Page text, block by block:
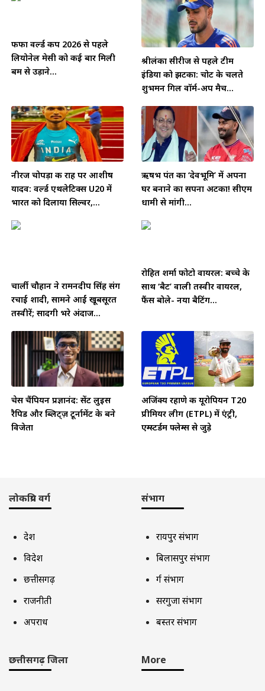
फीफा वर्ल्ड कप 2026 से पहले
लियोनेल मेसी को कई बार मिली
बम से उड़ाने...
श्रीलंका सीरीज से पहले टीम
इंडिया को झटका: चोट के चलते
शुभमन गिल वॉर्म-अप मैच...
नीरज चोपड़ा की राह पर आशीष
यादव: वर्ल्ड एथलेटिक्स U20 में
भारत को दिलाया सिल्वर,...
ऋषभ पंत का ‘देवभूमि’ में अपना
घर बनाने का सपना अटका! सीएम
धामी से मांगी...
चार्ली चौहान ने रामनदीप सिंह संग
रचाई शादी, सामने आईं खूबसूरत
तस्वीरें; सादगी भरे अंदाज...
रोहित शर्मा फोटो वायरल: बच्चे के
साथ ‘बैट’ वाली तस्वीर वायरल,
फैंस बोले- नया बैटिंग...
चेस चैंपियन प्रज्ञानंद: सेंट लुइस
रैपिड और ब्लिट्ज़ टूर्नामेंट के बने
विजेता
अजिंक्य रहाणे की यूरोपियन T20
प्रीमियर लीग (ETPL) में एंट्री,
एम्स्टर्डम फ्लेम्स से जुड़े
लोकप्रिय वर्ग
देश
विदेश
छत्तीसगढ़
राजनीती
अपराध
संभाग
रायपुर संभाग
बिलासपुर संभाग
दुर्ग संभाग
सरगुजा संभाग
बस्तर संभाग
छत्तीसगढ़ जिला More